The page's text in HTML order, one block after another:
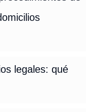
legales: qué